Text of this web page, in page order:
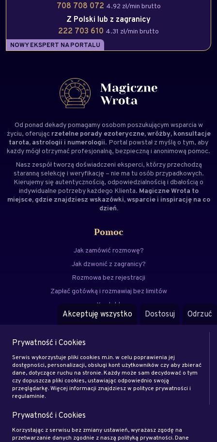
708 708 072 4.92 zł/min brutto
Z Polski lub z zagranicy
222 703 610 4.31 zł/min brutto
NOWY EKSPERT NA PORTALU
Od ponad dekady pomagamy osobom poszukującym wsparcia w
życiu, oferując rzetelne porady ezoteryczne, wróżby, konsultacje
tarota, astrologii i numerologii. Portal powstał z myślą o tym, aby
każdy mógł otrzymać profesjonalną, bezpieczną i anonimową pomoc.
Nasz zespół tworzą doświadczeni eksperci, którzy przechodzą
staranną selekcję i weryfikację – nie ma tu osób przypadkowych.
Kierujemy się autentycznością, odpowiedzialnością i dbałością o
indywidualne potrzeby każdego Klienta. Magiczne Wrota to
miejsce, gdzie znajdziesz wskazówki, wsparcie i inspirację na co
dzień.
Pomoc
Jak zamówić rozmowę?
Jak dzwonić z zagranicy?
Rozmowa bez rejestracji
Zapłać gotówką i rozmawiaj bez limitów
Kontakt
FAQ
Eksperci
Zostań klientem
Zostań ekspertem
Regulamin
Akceptuję wszystko Dostosuj Odrzuć
Prywatność i Cookies
Serwis wykorzystuje pliki cookies m.in. w celu poprawienia jej
dostępności, personalizacji, obsługi kont użytkowników czy aby zbierać
dane, dotyczące ruchu na stronie. Każdy może sam decydować o tym
czy dopuszcza pliki cookies, ustawiając odpowiednio swoją
przeglądarkę. Więcej informacji znajdziesz w polityce prywatności i
regulaminie.
Prywatność i Cookies
Korzystając z serwisu bez zmiany ustawień, wyrażasz zgodę na
przetwarzanie danych zgodnie z naszą polityką prywatności. Dane